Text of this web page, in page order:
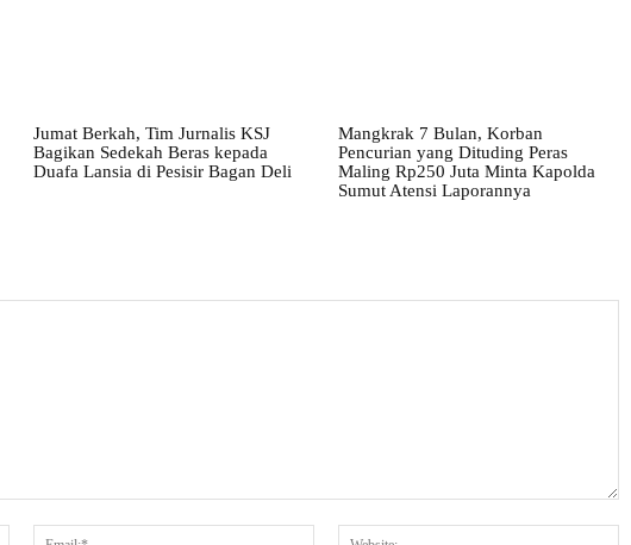
Jumat Berkah, Tim Jurnalis KSJ
Bagikan Sedekah Beras kepada
Duafa Lansia di Pesisir Bagan Deli
Mangkrak 7 Bulan, Korban
Pencurian yang Dituding Peras
Maling Rp250 Juta Minta Kapolda
Sumut Atensi Laporannya
Nama:*
Email:*